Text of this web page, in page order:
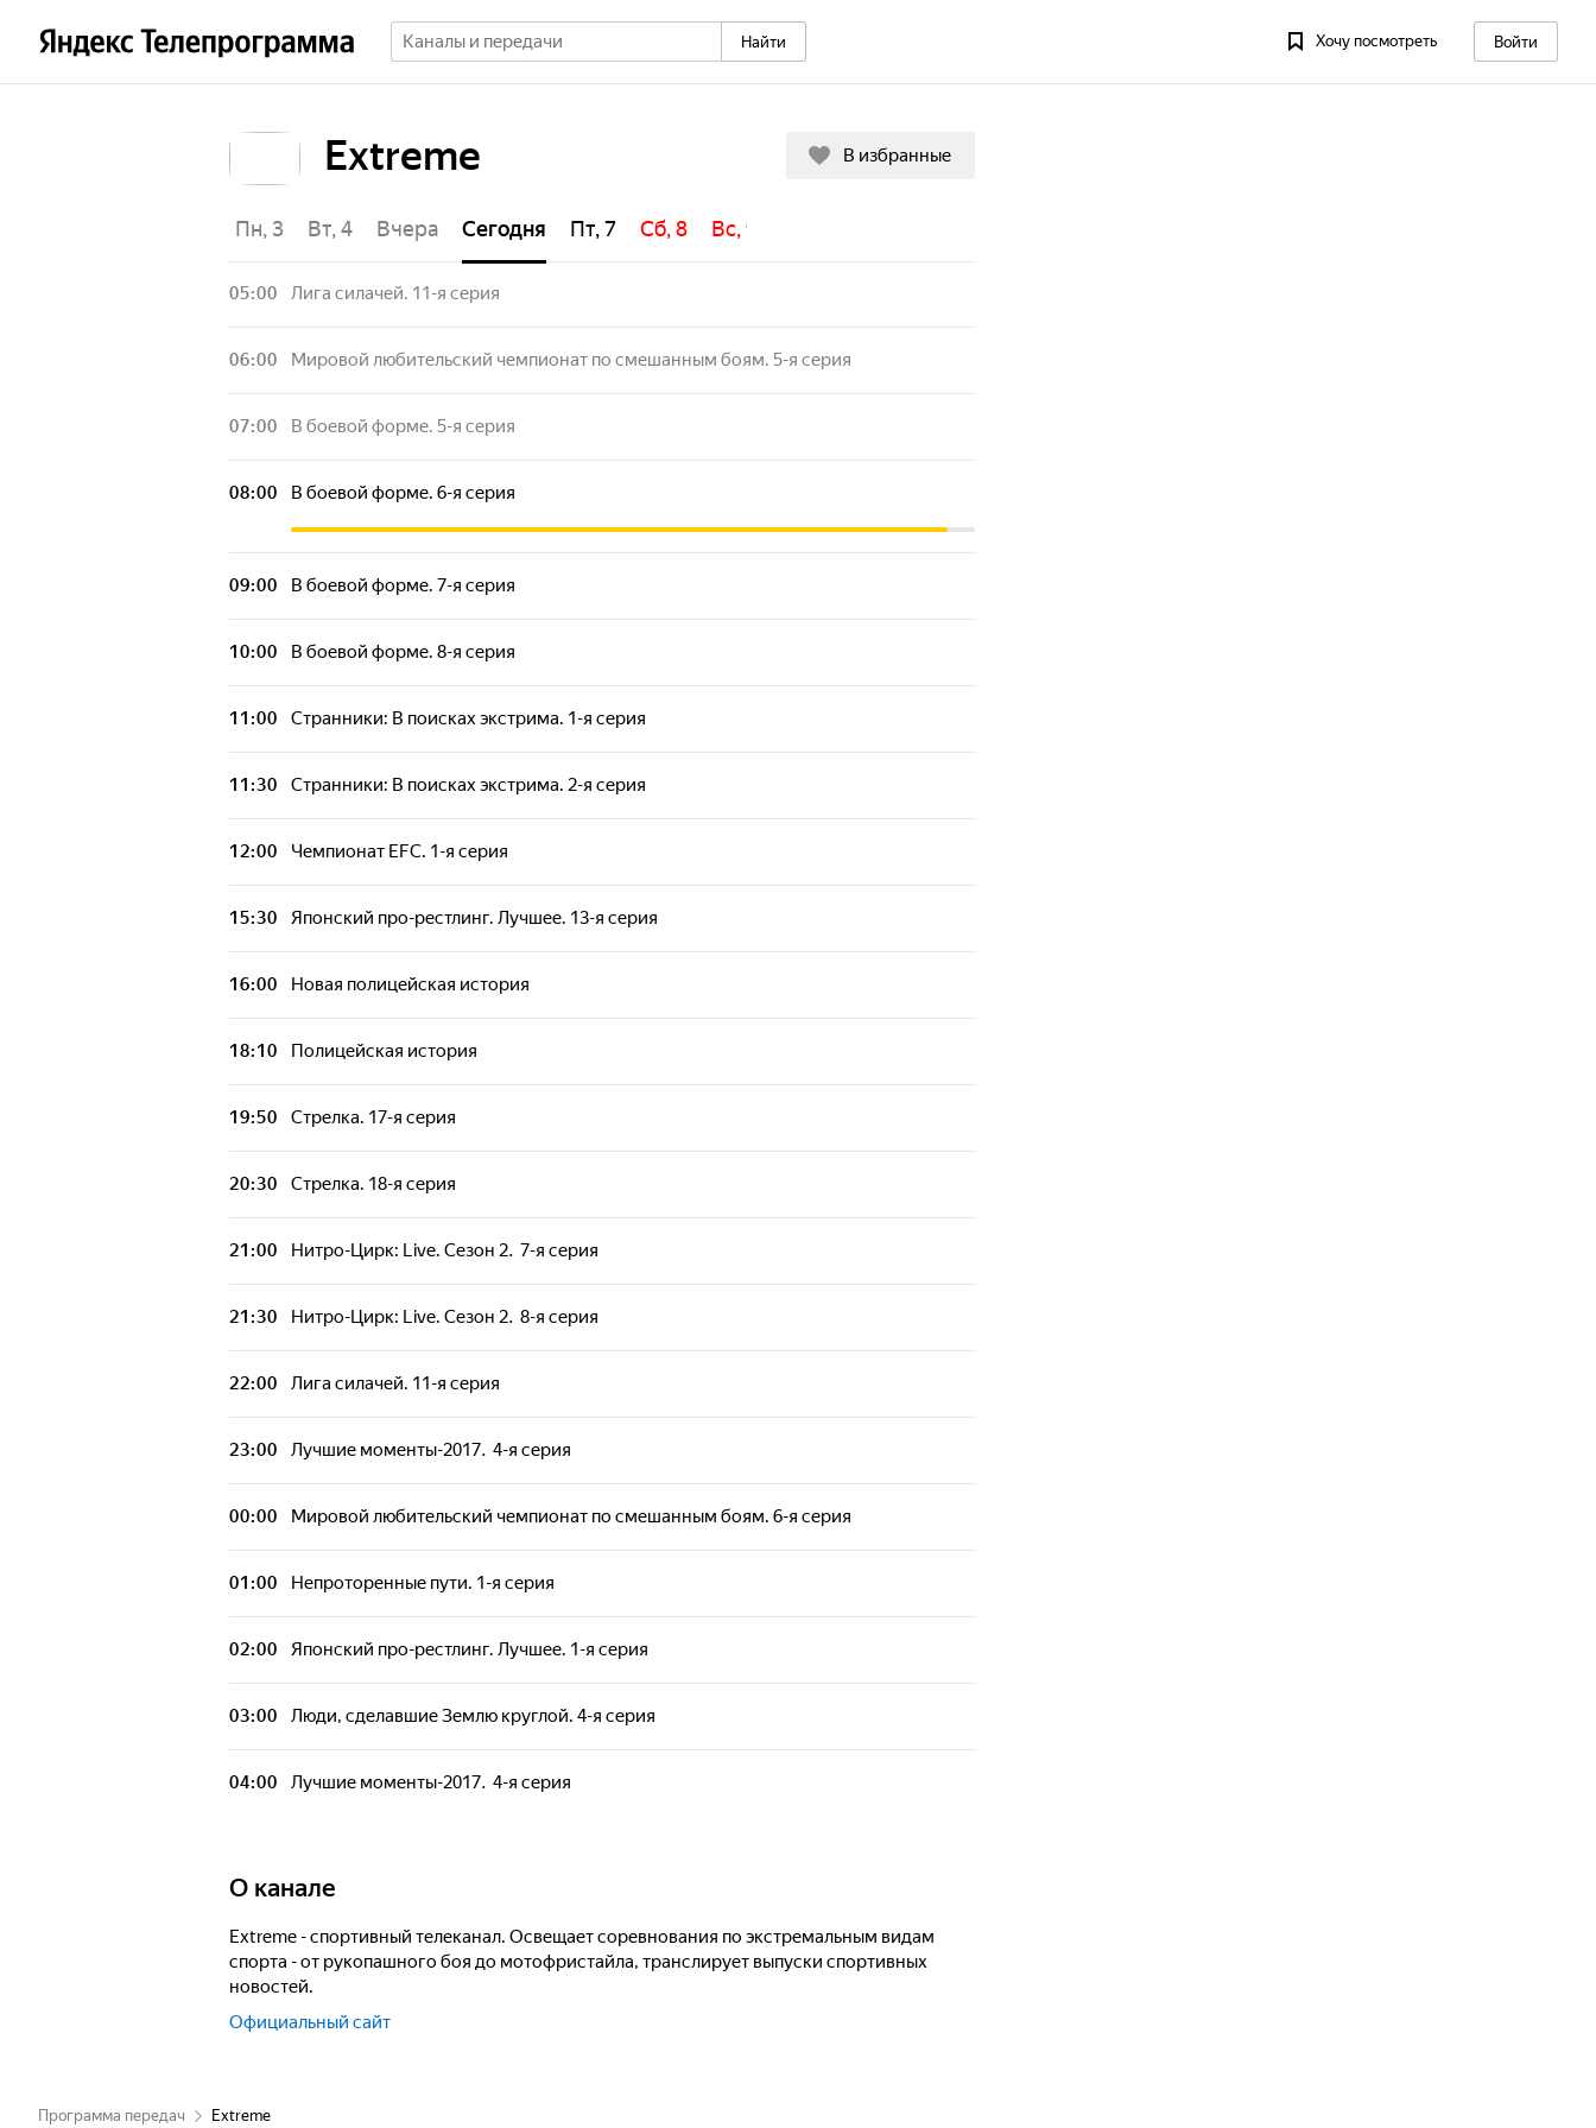
Найти Хочу посмотреть Войти
Extreme В избранные
Пн, 3 Вт, 4 Вчера Сегодня Пт, 7 Сб, 8 Вс, 9
05:00 Лига силачей. 11-я серия
06:00 Мировой любительский чемпионат по смешанным боям. 5-я серия
07:00 В боевой форме. 5-я серия
08:00 В боевой форме. 6-я серия
09:00 В боевой форме. 7-я серия
10:00 В боевой форме. 8-я серия
11:00 Странники: В поисках экстрима. 1-я серия
11:30 Странники: В поисках экстрима. 2-я серия
12:00 Чемпионат EFC. 1-я серия
15:30 Японский про-рестлинг. Лучшее. 13-я серия
16:00 Новая полицейская история
18:10 Полицейская история
19:50 Стрелка. 17-я серия
20:30 Стрелка. 18-я серия
21:00 Нитро-Цирк: Live. Сезон 2. 7-я серия
21:30 Нитро-Цирк: Live. Сезон 2. 8-я серия
22:00 Лига силачей. 11-я серия
23:00 Лучшие моменты-2017. 4-я серия
00:00 Мировой любительский чемпионат по смешанным боям. 6-я серия
01:00 Непроторенные пути. 1-я серия
02:00 Японский про-рестлинг. Лучшее. 1-я серия
03:00 Люди, сделавшие Землю круглой. 4-я серия
04:00 Лучшие моменты-2017. 4-я серия
О канале
Extreme - спортивный телеканал. Освещает соревнования по экстремальным видам
спорта - от рукопашного боя до мотофристайла, транслирует выпуски спортивных
новостей.
Официальный сайт
Программа передач Extreme